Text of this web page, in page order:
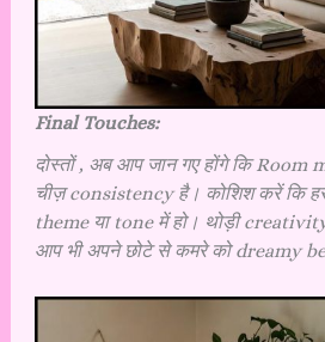
Final Touches:
दोस्तों , अब आप जान गए होंगे कि Room
चीज़ consistency है। कोशिश करें कि
theme या tone में हो। थोड़ी
आप भी अपने छोटे से कमरे को dreamy